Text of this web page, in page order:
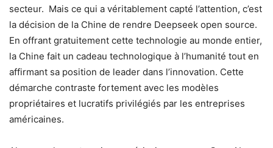
secteur. Mais ce qui a véritablement capté l’attention, c’est
la décision de la Chine de rendre Deepseek open source.
En offrant gratuitement cette technologie au monde entier,
la Chine fait un cadeau technologique à l’humanité tout en
affirmant sa position de leader dans l’innovation. Cette
démarche contraste fortement avec les modèles
propriétaires et lucratifs privilégiés par les entreprises
américaines.